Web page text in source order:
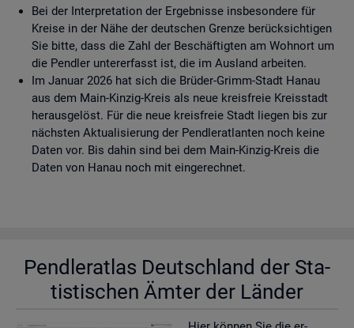
Bei der Interpretation der Ergebnisse insbesondere für
Kreise in der Nähe der deutschen Grenze berücksichtigen
Sie bitte, dass die Zahl der Beschäftigten am Wohnort um
die Pendler untererfasst ist, die im Ausland arbeiten.
Im Januar 2026 hat sich die Brüder-Grimm-Stadt Hanau
aus dem Main-Kinzig-Kreis als neue kreisfreie Kreisstadt
herausgelöst. Für die neue kreisfreie Stadt liegen bis zur
nächsten Aktualisierung der Pendleratlanten noch keine
Daten vor. Bis dahin sind bei dem Main-Kinzig-Kreis die
Daten von Hanau noch mit eingerechnet.
Pend­ler­at­las Deutsch­land der Sta­
tis­ti­schen Ämter der Län­der